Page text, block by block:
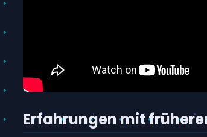
Erfahrungen mit